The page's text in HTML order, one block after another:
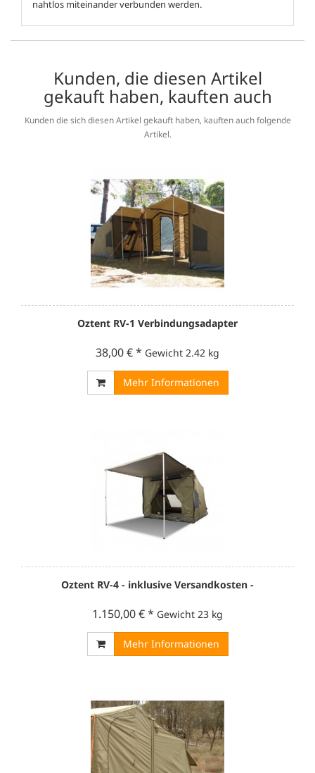
nahtlos miteinander verbunden werden.
Kunden, die diesen Artikel
gekauft haben, kauften auch
Kunden die sich diesen Artikel gekauft haben, kauften auch folgende
Artikel.
Oztent RV-1 Verbindungsadapter
38,00 €* Gewicht 2.42 kg
Mehr Informationen
Oztent RV-4 - inklusive Versandkosten -
1.150,00 €* Gewicht 23 kg
Mehr Informationen